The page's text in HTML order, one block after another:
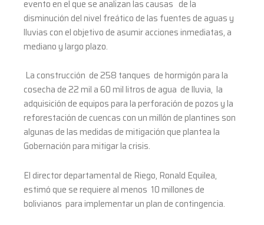
evento en el que se analizan las causas de la
disminución del nivel freático de las fuentes de aguas y
lluvias con el objetivo de asumir acciones inmediatas, a
mediano y largo plazo.
La construcción de 258 tanques de hormigón para la
cosecha de 22 mil a 60 mil litros de agua de lluvia, la
adquisición de equipos para la perforación de pozos y la
reforestación de cuencas con un millón de plantines son
algunas de las medidas de mitigación que plantea la
Gobernación para mitigar la crisis.
El director departamental de Riego, Ronald Equilea,
estimó que se requiere al menos 10 millones de
bolivianos para implementar un plan de contingencia.